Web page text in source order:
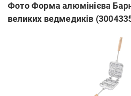
Фото Форма алюмінієва
великих ведмедиків